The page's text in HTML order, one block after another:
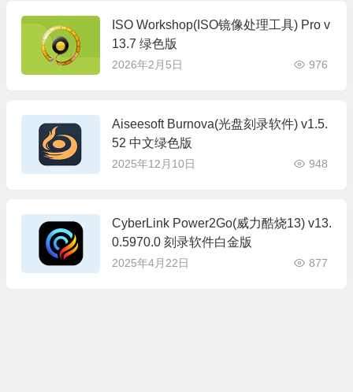
ISO Workshop(ISO镜像处理工具) Pro v
13.7 绿色版
2026年2月5日 976
Aiseesoft Burnova(光盘刻录软件) v1.5.
52 中文绿色版
2025年12月10日 948
CyberLink Power2Go(威力酷烧13) v13.
0.5970.0 刻录软件白金版
2025年4月22日 877